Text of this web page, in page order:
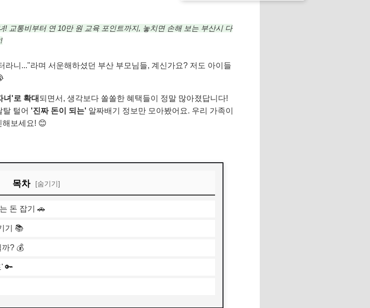
! 교통비부터 연 10만 원 교육 포인트까지, 놓치면 손해 보는 부산시 다
니..."라며 서운해하셨던 부산 부모님들, 계신가요? 저도 아이들
녀'로 확대 되면서, 생각보다 쏠쏠한 혜택들이 정말 많아졌답니다!
탈 털어 '진짜 돈이 되는' 알짜배기 정보만 모아봤어요. 우리 가족이
해보세요! 😊
목차 [숨기기]
돈 잡기 🚗
기 📚
? 💰
🔑